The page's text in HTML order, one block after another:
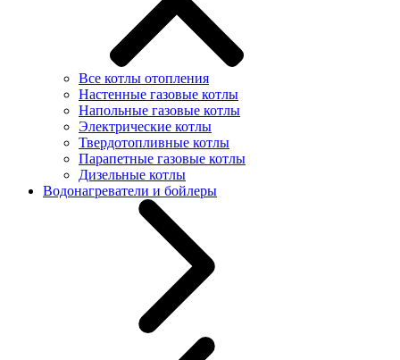
Все котлы отопления
Настенные газовые котлы
Напольные газовые котлы
Электрические котлы
Твердотопливные котлы
Парапетные газовые котлы
Дизельные котлы
Водонагреватели и бойлеры